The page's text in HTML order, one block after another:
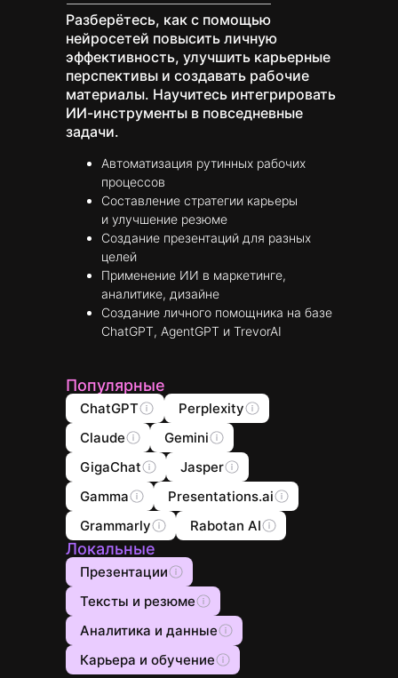
Разберётесь, как с помощью
нейросетей повысить личную
эффективность, улучшить карьерные
перспективы и создавать рабочие
материалы. Научитесь интегрировать
ИИ-инструменты в повседневные
задачи.
Автоматизация рутинных рабочих
процессов
Составление стратегии карьеры
и улучшение резюме
Создание презентаций для разных
целей
Применение ИИ в маркетинге,
аналитике, дизайне
Создание личного помощника на базе
ChatGPT, AgentGPT и TrevorAI
Популярные
ChatGPT
Perplexity
Claude
Gemini
GigaChat
Jasper
Gamma
Presentations.ai
Grammarly
Rabotan AI
Локальные
Презентации
Тексты и резюме
Аналитика и данные
Карьера и обучение